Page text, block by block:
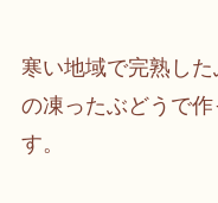
寒い地域で完熟し
の凍ったぶどうで
す。